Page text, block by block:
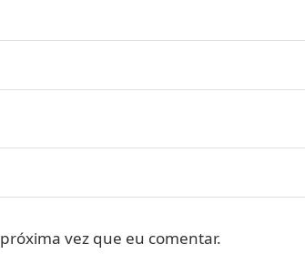
vez que eu comentar.